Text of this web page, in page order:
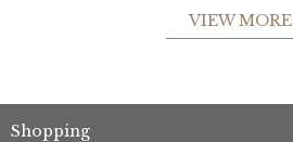
VIEW MORE
Shopping